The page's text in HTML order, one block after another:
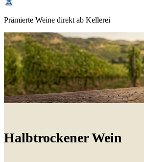
Prämierte Weine direkt ab Kellerei
Halbtrockener Wein